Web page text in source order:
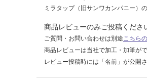
料(離
運
ミラタップ（旧サンワカンパニー）の
商品レビューのみご投稿くださ
ご質問・お問い合わせは別途こちら
商品レビューは当社で加工・加筆が
レビュー投稿時には「名前」が公開